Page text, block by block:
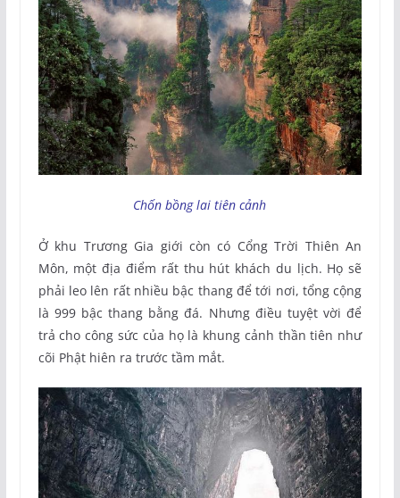
Chốn bồng lai tiên cảnh
Ở khu Trương Gia giới còn có Cổng Trời Thiên An
Môn, một địa điểm rất thu hút khách du lịch. Họ sẽ
phải leo lên rất nhiều bậc thang để tới nơi, tổng cộng
là 999 bậc thang bằng đá. Nhưng điều tuyệt vời để
trả cho công sức của họ là khung cảnh thần tiên như
cõi Phật hiên ra trước tầm mắt.